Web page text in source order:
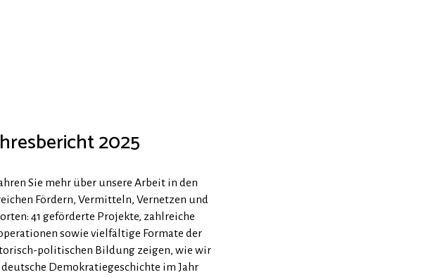
2025
Sie mehr über unsere Arbeit in den
Fördern, Vermitteln, Vernetzen und
41 geförderte Projekte, zahlreiche
sowie vielfältige Formate der
politischen Bildung zeigen, wie wir
Demokratiegeschichte im Jahr